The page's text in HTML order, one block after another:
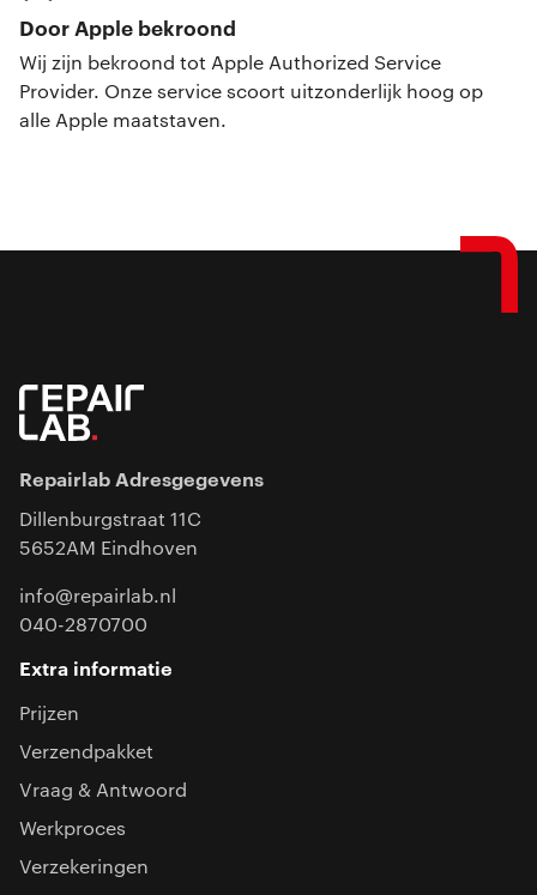
Door Apple bekroond
Wij zijn bekroond tot Apple Authorized Service
Provider. Onze service scoort uitzonderlijk hoog op
alle Apple maatstaven.
Repairlab Adresgegevens
Dillenburgstraat 11C
5652AM Eindhoven
info@repairlab.nl
040-2870700
Extra informatie
Prijzen
Verzendpakket
Vraag & Antwoord
Werkproces
Verzekeringen